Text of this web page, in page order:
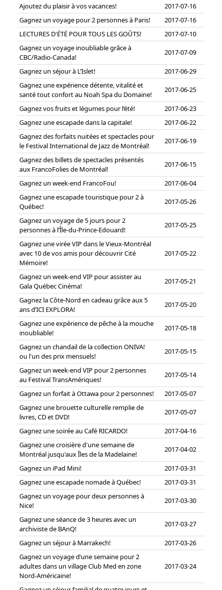
Ajoutez du plaisir à vos vacances!
2017-07-16
Gagnez un voyage pour 2 personnes à Paris!
2017-07-16
LECTURES D'ÉTÉ POUR TOUS LES GOÛTS!
2017-07-10
Gagnez un voyage inoubliable grâce à
CBC/Radio-Canada!
2017-07-09
Gagnez un séjour à L’Islet!
2017-06-29
Gagnez une expérience détente, vitalité et
santé tout confort au Noah Spa du Domaine!
2017-06-25
Gagnez vos fruits et légumes pour l’été!
2017-06-23
Gagnez une escapade dans la capitale!
2017-06-22
Gagnez des forfaits nuitées et spectacles pour
le Festival International de Jazz de Montréal!
2017-06-19
Gagnez des billets de spectacles présentés
aux FrancoFolies de Montréal!
2017-06-15
Gagnez un week-end FrancoFou!
2017-06-04
Gagnez une escapade touristique pour 2 à
Québec!
2017-05-26
Gagnez un voyage de 5 jours pour 2
personnes à l’Île-du-Prince-Edouard!
2017-05-25
Gagnez une virée VIP dans le Vieux-Montréal
avec 10 de vos amis pour découvrir Cité
Mémoire!
2017-05-22
Gagnez un week-end VIP pour assister au
Gala Québec Cinéma!
2017-05-21
Gagnez la Côte-Nord en cadeau grâce aux 5
ans d’ICI EXPLORA!
2017-05-20
Gagnez une expérience de pêche à la mouche
inoubliable!
2017-05-18
Gagnez un chandail de la collection ONIVA!
ou l'un des prix mensuels!
2017-05-15
Gagnez un week-end VIP pour 2 personnes
au Festival TransAmériques!
2017-05-14
Gagnez un forfait à Ottawa pour 2 personnes!
2017-05-07
Gagnez une brouette culturelle remplie de
livres, CD et DVD!
2017-05-07
Gagnez une soirée au Café RICARDO!
2017-04-16
Gagnez une croisière d'une semaine de
Montréal jusqu'aux Îles de la Madelaine!
2017-04-02
Gagnez un iPad Mini!
2017-03-31
Gagnez une escapade nomade à Québec!
2017-03-31
Gagnez un voyage pour deux personnes à
Nice!
2017-03-30
Gagnez une séance de 3 heures avec un
archiviste de BAnQ!
2017-03-27
Gagnez un séjour à Marrakech!
2017-03-26
Gagnez un voyage d’une semaine pour 2
adultes dans un village Club Med en zone
Nord-Américaine!
2017-03-24